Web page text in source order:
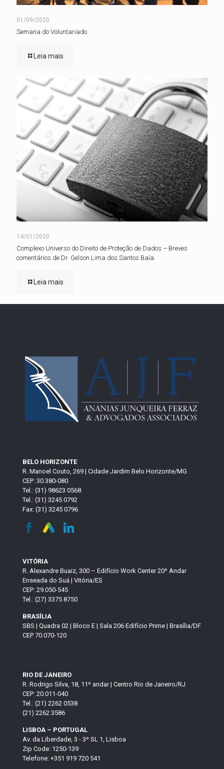
01/09/2020
Semana do Voluntariado
Leia mais
14/01/2020
Complexo Universo do Direito de Proteção de Dados – Breves
comentários de Dr. Gelson Lima dos Santos Baía
Leia mais
BELO HORIZONTE
R. Manoel Couto, 269 | Cidade Jardim Belo Horizonte/MG
CEP: 30.380-080
Tel.: (31) 98623 0568
Tel.: (31) 3245 0792
Fax: (31) 3245 0796
VITÓRIA
R. Alexandre Buaiz, 300 – Edifício Work Center 20º Andar
Enseada do Suá | Vitória/ES
CEP: 29.050-545
Tel.: (27) 3375 8750
BRASÍLIA
SBS | Quadra 02 | Bloco E | Sala 206 Edifício Prime | Brasília/DF
CEP 70.070-120
RIO DE JANEIRO
R. Rodrigo Silva, 18, 11º andar | Centro Rio de Janeiro/RJ
CEP: 20.011-040
Tel.: (21) 2262 0538
(21) 2262 3586
LISBOA – PORTUGAL
Av. da Liberdade, 3 - 3º SL 1, Lisboa
Zip Code: 1250-139
Telefone: +351 919 720 541